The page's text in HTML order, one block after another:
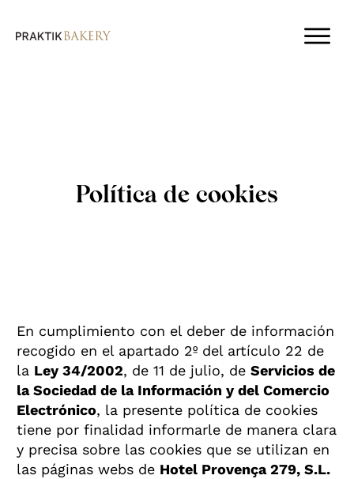
Política de cookies
En cumplimiento con el deber de información
recogido en el apartado 2º del artículo 22 de
la Ley 34/2002, de 11 de julio, de Servicios de
la Sociedad de la Información y del Comercio
Electrónico, la presente política de cookies
tiene por finalidad informarle de manera clara
y precisa sobre las cookies que se utilizan en
las páginas webs de Hotel Provença 279, S.L.